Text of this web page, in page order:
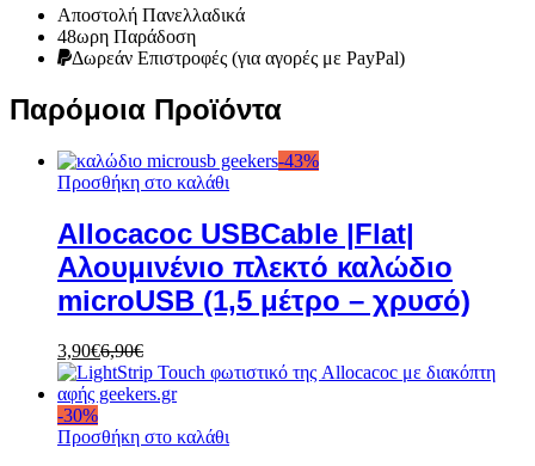
Αποστολή Πανελλαδικά
48ωρη Παράδοση
Δωρεάν Eπιστροφές (για αγορές με PayPal)
Παρόμοια Προϊόντα
-43%
Προσθήκη στο καλάθι
Allocacoc USBCable |Flat|
Αλουμινένιο πλεκτό καλώδιο
microUSB (1,5 μέτρο – χρυσό)
3,90€6,90€
-30%
Προσθήκη στο καλάθι